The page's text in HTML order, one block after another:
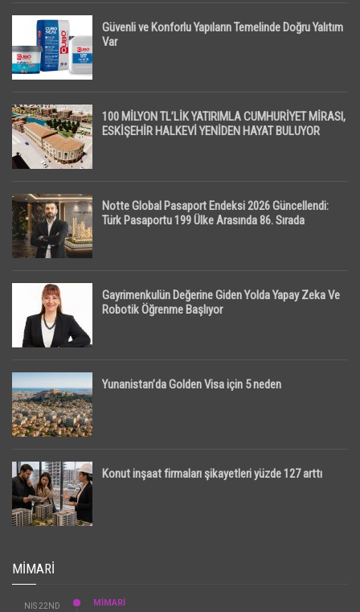
Güvenli ve Konforlu Yapıların Temelinde Doğru Yalıtım
Var
100 MİLYON TL’LİK YATIRIMLA CUMHURİYET MİRASI,
ESKİŞEHİR HALKEVİ YENİDEN HAYAT BULUYOR
Notte Global Pasaport Endeksi 2026 Güncellendi:
Türk Pasaportu 199 Ülke Arasında 86. Sırada
Gayrimenkulün Değerine Giden Yolda Yapay Zeka Ve
Robotik Öğrenme Başlıyor
Yunanistan’da Golden Visa için 5 neden
Konut inşaat firmaları şikayetleri yüzde 127 arttı
MIMARI
NIS 22ND
MİMARİ